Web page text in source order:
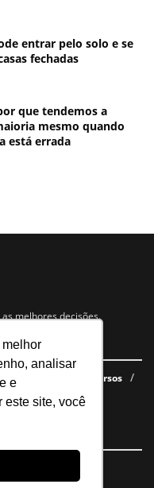
analisar
e
este site, você
entrar pelo solo e se
fechadas
que tendemos a
mesmo quando
está errada
melhores decisões.
gratuitos
Cursos